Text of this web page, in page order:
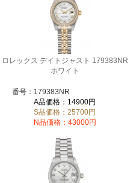
ロレックス デイトジャスト 179383NR
ホワイト
番号：179383NR
A品価格：14900円
S品価格：25700円
N品価格：43000円